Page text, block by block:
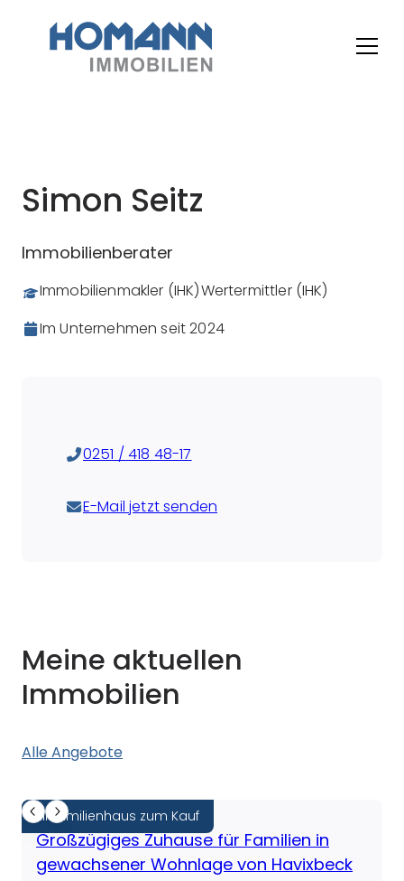
Simon Seitz
Immobilienberater
Immobilienmakler (IHK)Wertermittler (IHK)
Im Unternehmen seit2024
0251 / 418 48-17
E-Mail jetzt senden
Meine aktuellen
Immobilien
Alle Angebote
Einfamilienhaus zum Kauf
Großzügiges Zuhause für Familien in
gewachsener Wohnlage von Havixbeck